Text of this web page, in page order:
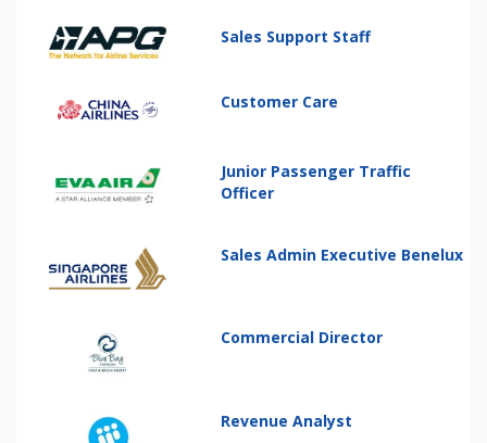
Sales Support Staff
Customer Care
Junior Passenger Traffic
Officer
Sales Admin Executive Benelux
Commercial Director
Revenue Analyst